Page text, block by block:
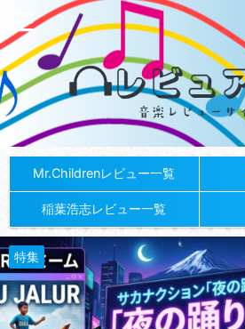
Mr.Childrenレビュー一覧
稲葉浩志レビュー一覧
特集